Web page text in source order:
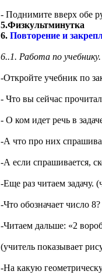
- Поднимите вверх обе
5.Физкультминутка
6. Повторение и
6..1. Работа по
-Откройте учебник по
- Что вы сейчас
- О ком идет речь в
-А что про них
-А если спрашивается,
-Еще раз читаем задачу.
-Что обозначает число
-Читаем дальше: «2
(учитель показывает
-На какую